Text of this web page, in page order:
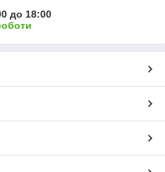
до 18:00